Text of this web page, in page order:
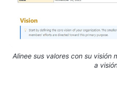
Alinee sus valores con su visión
a